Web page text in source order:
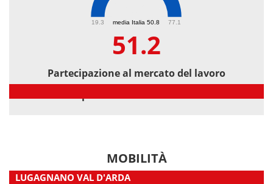
media Italia 50.8
19.3 77.1
51.2
Partecipazione al mercato del lavoro
MOBILITÀ
LUGAGNANO VAL D'ARDA